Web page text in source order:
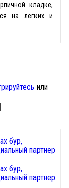
кладке,
на легких и
или